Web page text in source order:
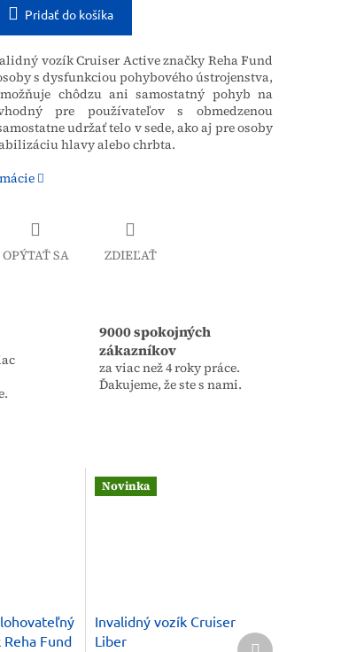
Pridať do košíka
vozík Cruiser Active značky Reha Fund
s dysfunkciou pohybového ústrojenstva,
chôdzu ani samostatný pohyb na
pre používateľov s obmedzenou
udržať telo v sede, ako aj pre osoby
hlavy alebo chrbta.
OPÝTAŤ SA ZDIEĽAŤ
9000 spokojných
zákazníkov
za viac než 4 roky práce.
Ďakujeme, že ste s nami.
Fund
Novinka
Invalidný vozík Cruiser
Liber
Ďalší